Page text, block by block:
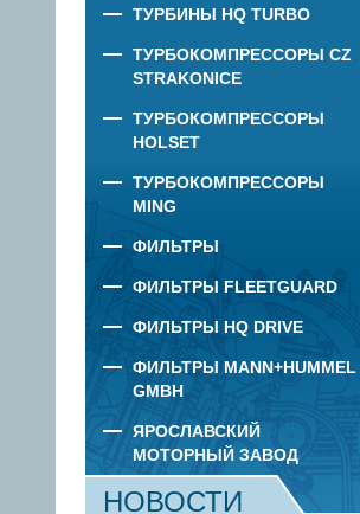
ТУРБИНЫ HQ TURBO
ТУРБОКОМПРЕССОРЫ CZ
STRAKONICE
ТУРБОКОМПРЕССОРЫ
HOLSET
ТУРБОКОМПРЕССОРЫ
MING
ФИЛЬТРЫ
ФИЛЬТРЫ FLEETGUARD
ФИЛЬТРЫ HQ DRIVE
ФИЛЬТРЫ MANN+HUMMEL
GMBH
ЯРОСЛАВСКИЙ
МОТОРНЫЙ ЗАВОД
НОВОСТИ